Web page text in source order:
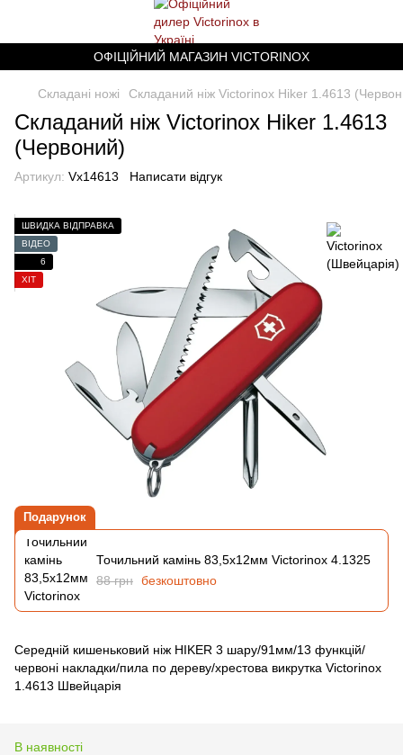
ОФІЦІЙНИЙ МАГАЗИН VICTORINOX
Складані ножі Складаний ніж Victorinox Hiker 1.4613
Складаний ніж Victorinox Hiker 1.4613
(Червоний)
Артикул: Vx14613 Написати відгук
ШВИДКА ВІДПРАВКА
ВІДЕО
6
ХІТ
Подарунок
Точильний камінь 83,5х12мм Victorinox 4.1325
88 грн безкоштовно
Середній кишеньковий ніж HIKER 3 шару/91мм/13 функцій/
червоні накладки/пила по дереву/хрестова викрутка Victorinox
1.4613 Швейцарія
В наявності